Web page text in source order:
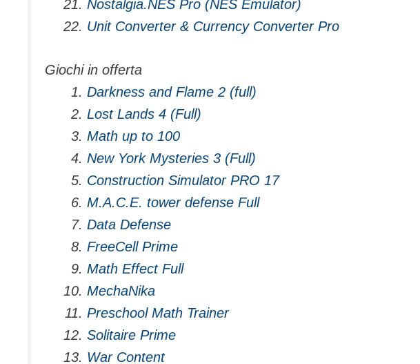
Nostalgia.NES Pro (NES Emulator)
Unit Converter & Currency Converter Pro
Giochi in offerta
Darkness and Flame 2 (full)
Lost Lands 4 (Full)
Math up to 100
New York Mysteries 3 (Full)
Construction Simulator PRO 17
M.A.C.E. tower defense Full
Data Defense
FreeCell Prime
Math Effect Full
MechaNika
Preschool Math Trainer
Solitaire Prime
War Content